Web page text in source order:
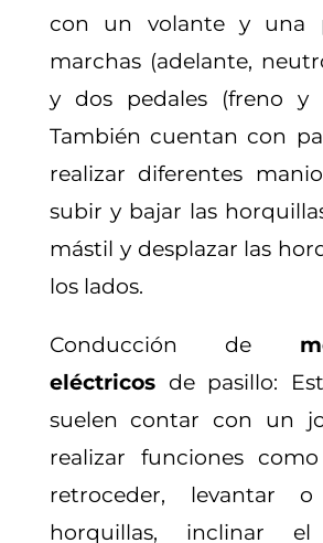
con un volante y una
marchas (adelante,
y dos pedales (freno y
También cuentan con
realizar diferentes
subir y bajar las
mástil y desplazar las
los lados.
Conducción de
eléctricosde pasillo:
suelen contar con un
realizar funciones
retroceder, levantar
horquillas, inclinar